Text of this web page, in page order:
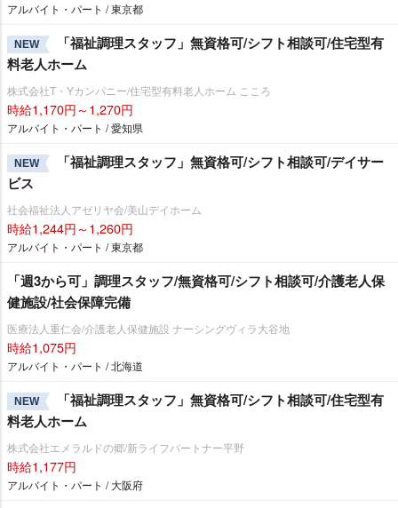
アルバイト・パート / 東京都
NEW
「福祉調理スタッフ」無資格可/シフト相談可/住宅型有
料老人ホーム
株式会社T・Yカンパニー/住宅型有料老人ホーム こころ
時給1,170円～1,270円
アルバイト・パート / 愛知県
NEW
「福祉調理スタッフ」無資格可/シフト相談可/デイサー
ビス
社会福祉法人アゼリヤ会/美山デイホーム
時給1,244円～1,260円
アルバイト・パート / 東京都
「週3から可」調理スタッフ/無資格可/シフト相談可/介護老人保
健施設/社会保障完備
医療法人重仁会/介護老人保健施設 ナーシングヴィラ大谷地
時給1,075円
アルバイト・パート / 北海道
NEW
「福祉調理スタッフ」無資格可/シフト相談可/住宅型有
料老人ホーム
株式会社エメラルドの郷/新ライフパートナー平野
時給1,177円
アルバイト・パート / 大阪府